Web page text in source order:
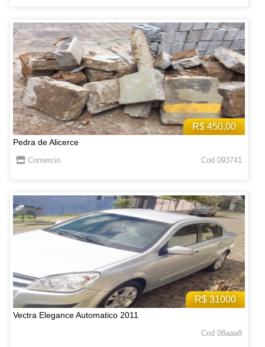
R$ 450,00
Pedra de Alicerce
Comercio Cod 093741
R$ 31000
Vectra Elegance Automatico 2011
Cod 08aaa8